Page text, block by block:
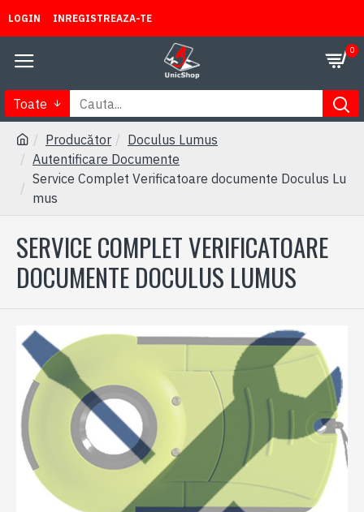
LOGIN INREGISTREAZA-TE
0
Toate
Producător
Doculus Lumus
Autentificare Documente
Service Complet Verificatoare documente Doculus Lu
mus
SERVICE COMPLET VERIFICATOARE
DOCUMENTE DOCULUS LUMUS